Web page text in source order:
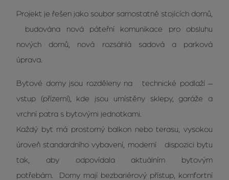
Projekt je řešen jako soubor samostatně stojících domů,
budována nová páteřní komunikace pro obsluhu
nových domů, nová rozsáhlá sadová a parková
úprava.
Bytové domy jsou rozděleny na technické podlaží –
vstup (přízemí), kde jsou umístěny sklepy, garáže a
vrchní patra s bytovými jednotkami.
Každý byt má prostorný balkon nebo terasu, vysokou
úroveň standardního vybavení, moderní dispozici bytu
tak, aby odpovídala aktuálním bytovým
potřebám. Domy mají bezbariérový přístup, komfortní